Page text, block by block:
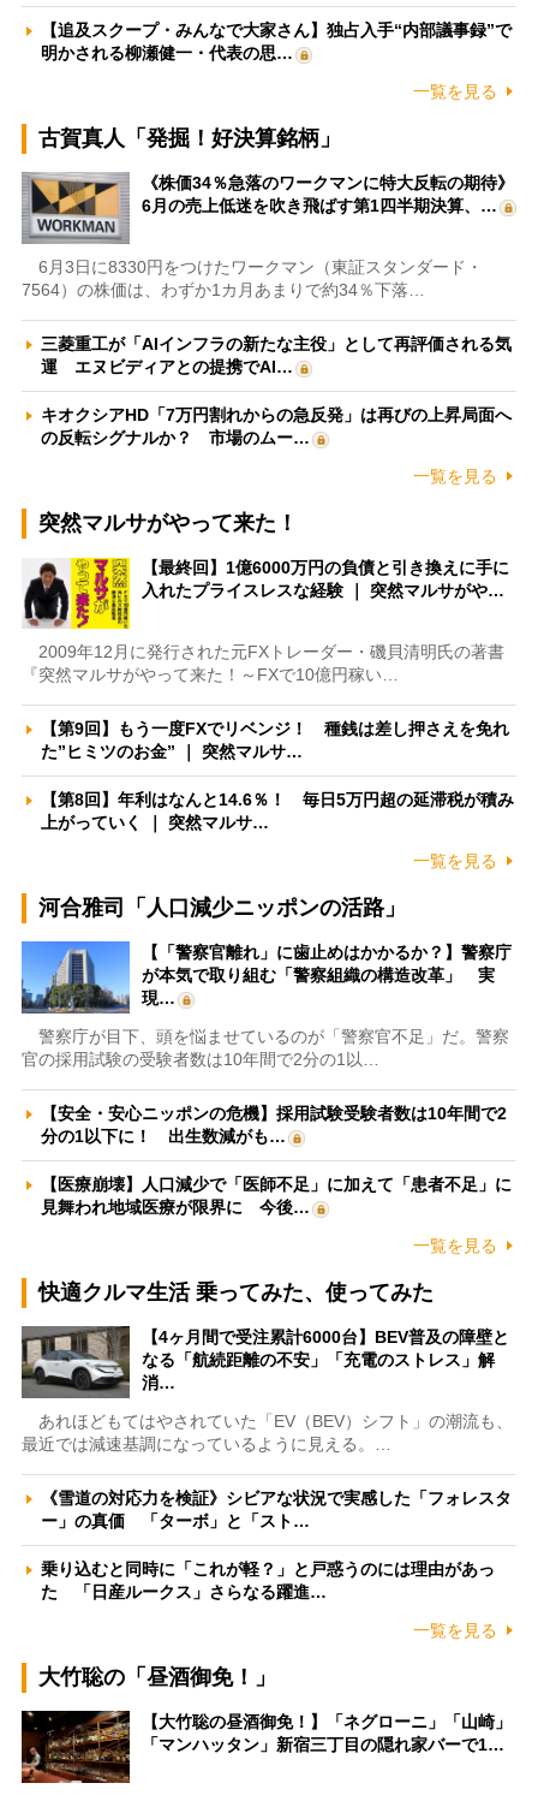
【追及スクープ・みんなで大家さん】独占入手“内部議事録”で
明かされる柳瀬健一・代表の思…
一覧を見る
古賀真人「発掘！好決算銘柄」
《株価34％急落のワークマンに特大反転の期待》
6月の売上低迷を吹き飛ばす第1四半期決算、…
6月3日に8330円をつけたワークマン（東証スタンダード・
7564）の株価は、わずか1カ月あまりで約34％下落…
三菱重工が「AIインフラの新たな主役」として再評価される気
運 エヌビディアとの提携でAI…
キオクシアHD「7万円割れからの急反発」は再びの上昇局面へ
の反転シグナルか？ 市場のムー…
一覧を見る
突然マルサがやって来た！
【最終回】1億6000万円の負債と引き換えに手に
入れたプライスレスな経験 ｜ 突然マルサがや…
2009年12月に発行された元FXトレーダー・磯貝清明氏の著書
『突然マルサがやって来た！～FXで10億円稼い…
【第9回】もう一度FXでリベンジ！ 種銭は差し押さえを免れ
た”ヒミツのお金” ｜ 突然マルサ…
【第8回】年利はなんと14.6％！ 毎日5万円超の延滞税が積み
上がっていく ｜ 突然マルサ…
一覧を見る
河合雅司「人口減少ニッポンの活路」
【「警察官離れ」に歯止めはかかるか？】警察庁
が本気で取り組む「警察組織の構造改革」 実
現…
警察庁が目下、頭を悩ませているのが「警察官不足」だ。警察
官の採用試験の受験者数は10年間で2分の1以…
【安全・安心ニッポンの危機】採用試験受験者数は10年間で2
分の1以下に！ 出生数減がも…
【医療崩壊】人口減少で「医師不足」に加えて「患者不足」に
見舞われ地域医療が限界に 今後…
一覧を見る
快適クルマ生活 乗ってみた、使ってみた
【4ヶ月間で受注累計6000台】BEV普及の障壁と
なる「航続距離の不安」「充電のストレス」解
消…
あれほどもてはやされていた「EV（BEV）シフト」の潮流も、
最近では減速基調になっているように見える。…
《雪道の対応力を検証》シビアな状況で実感した「フォレスタ
ー」の真価 「ターボ」と「スト…
乗り込むと同時に「これが軽？」と戸惑うのには理由があっ
た 「日産ルークス」さらなる躍進…
一覧を見る
大竹聡の「昼酒御免！」
【大竹聡の昼酒御免！】「ネグローニ」「山崎」
「マンハッタン」新宿三丁目の隠れ家バーで1…